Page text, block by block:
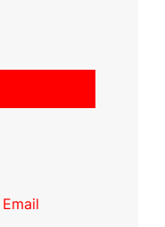
Email